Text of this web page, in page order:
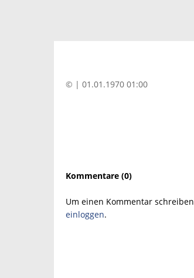
© | 01.01.1970 01:00
Kommentare (0)
Um einen Kommentar
einloggen.